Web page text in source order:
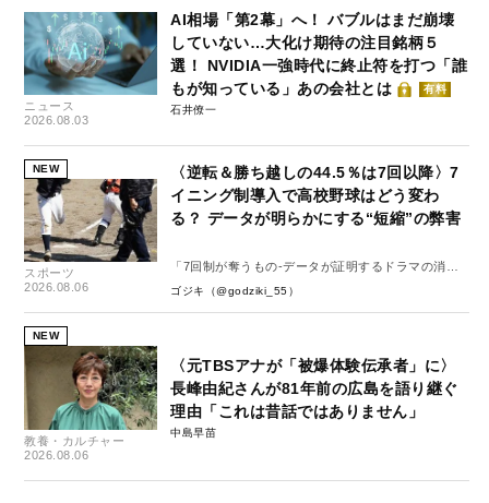
ニュース
2026.08.03
AI相場「第2幕」へ！ バブルはまだ崩壊
していない…大化け期待の注目銘柄５
選！ NVIDIA一強時代に終止符を打つ「誰
もが知っている」あの会社とは
有料
石井僚一
NEW
スポーツ
2026.08.06
〈逆転＆勝ち越しの44.5％は7回以降〉7
イニング制導入で高校野球はどう変わ
る？ データが明らかにする“短縮”の弊害
「7回制が奪うもの-データが証明するドラマの消
失-」
ゴジキ（@godziki_55）
NEW
教養・カルチャー
2026.08.06
〈元TBSアナが「被爆体験伝承者」に〉
長峰由紀さんが81年前の広島を語り継ぐ
理由「これは昔話ではありません」
中島早苗